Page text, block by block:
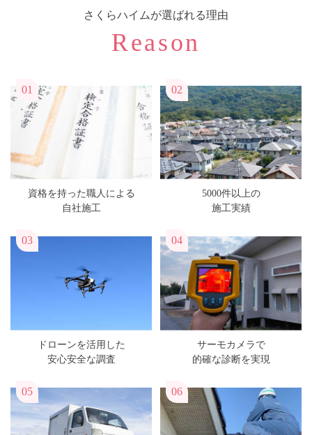
さくらハイムが選ばれる理由
Reason
01
資格を持った職人による
自社施工
02
5000件以上の
施工実績
03
ドローンを活用した
安心安全な調査
04
サーモカメラで
的確な診断を実現
05 06